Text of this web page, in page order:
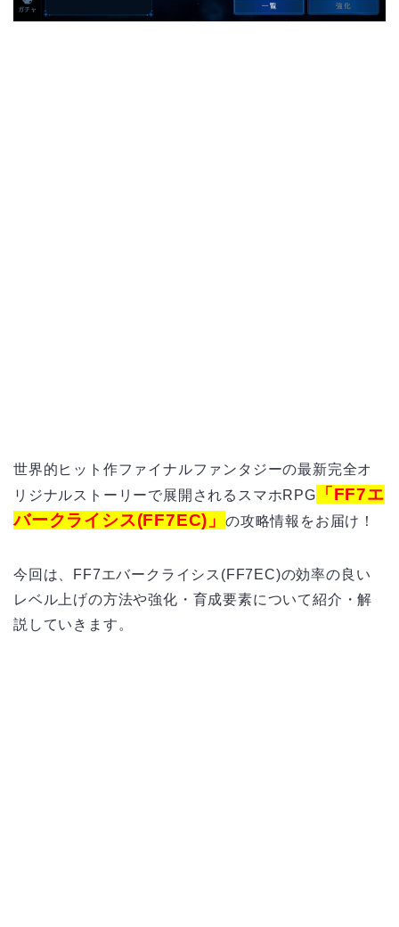
世界的ヒット作ファイナルファンタジーの最新完全オ
リジナルストーリーで展開されるスマホRPG
「FF7エ
バークライシス(FF7EC)」の攻略情報をお届け！
今回は、 FF7エバークライシス (FF7EC)の効率の良い
レベル上げの方法や強化・育成要素について紹介・解
説していきます。